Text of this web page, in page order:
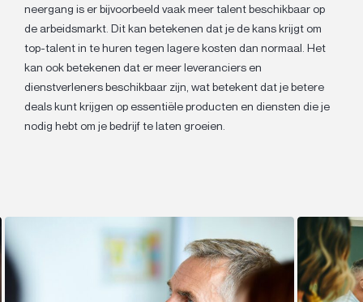
neergang is er bijvoorbeeld vaak meer talent beschikbaar op
de arbeidsmarkt. Dit kan betekenen dat je de kans krijgt om
top-talent in te huren tegen lagere kosten dan normaal. Het
kan ook betekenen dat er meer leveranciers en
dienstverleners beschikbaar zijn, wat betekent dat je betere
deals kunt krijgen op essentiële producten en diensten die je
nodig hebt om je bedrijf te laten groeien.